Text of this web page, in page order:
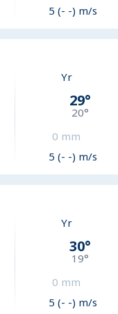
5 (- -) m/s
Yr
29°
20°
0 mm
5 (- -) m/s
Yr
30°
19°
0 mm
5 (- -) m/s